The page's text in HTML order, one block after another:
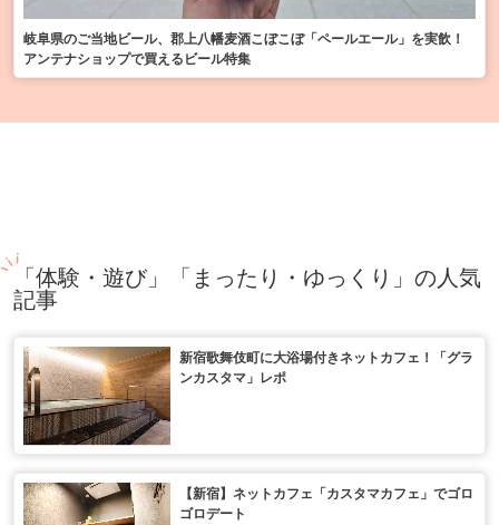
岐阜県のご当地ビール、郡上八幡麦酒こぼこぼ「ペールエール」を実飲！
アンテナショップで買えるビール特集
「体験・遊び」「まったり・ゆっくり」の人気
記事
新宿歌舞伎町に大浴場付きネットカフェ！「グラ
ンカスタマ」レポ
【新宿】ネットカフェ「カスタマカフェ」でゴロ
ゴロデート